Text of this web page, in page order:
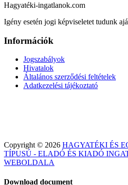
Hagyatéki-ingatlanok.com
Igény esetén jogi képviseletet tudunk
Információk
Jogszabályok
Hivatalok
Általános szerződési feltételek
Adatkezelési tájékoztató
Copyright © 2026 HAGYATÉKI ÉS
TÍPUSÚ - ELADÓ ÉS KIADÓ
WEBOLDALA
Download document